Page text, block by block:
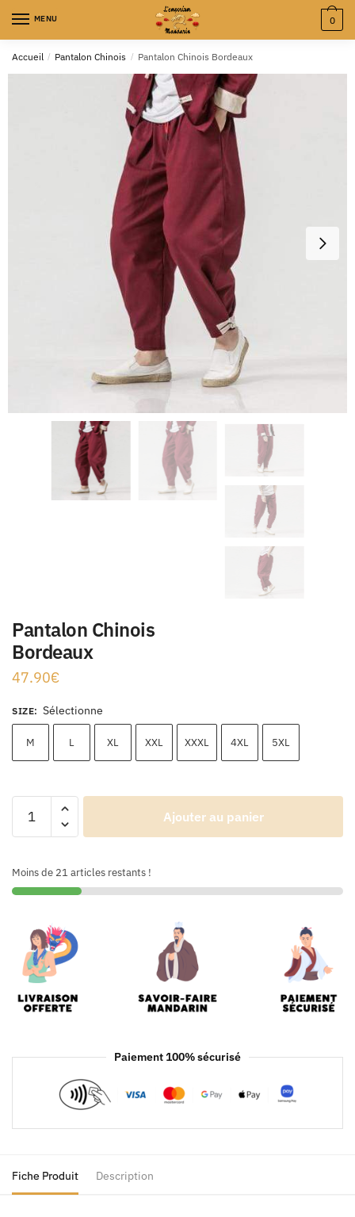
MENU 0
Accueil / Pantalon Chinois / Pantalon Chinois Bordeaux
Pantalon Chinois
Bordeaux
47.90€
SIZE: Sélectionne
M L XL XXL XXXL 4XL 5XL
Ajouter au panier
Moins de 21 articles restants !
Paiement 100% sécurisé
Fiche Produit Description